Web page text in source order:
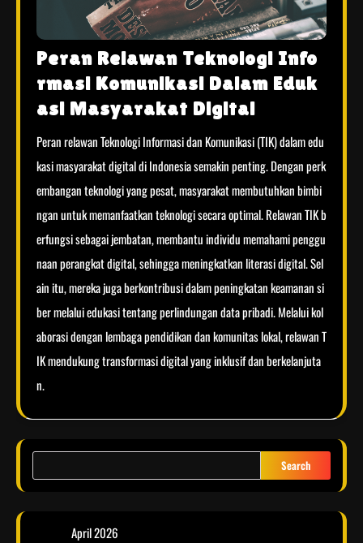
Peran Relawan Teknologi Info
rmasi Komunikasi Dalam Eduk
asi Masyarakat Digital
Peran relawan Teknologi Informasi dan Komunikasi (TIK) dalam edu
kasi masyarakat digital di Indonesia semakin penting. Dengan perk
embangan teknologi yang pesat, masyarakat membutuhkan bimbi
ngan untuk memanfaatkan teknologi secara optimal. Relawan TIK b
erfungsi sebagai jembatan, membantu individu memahami penggu
naan perangkat digital, sehingga meningkatkan literasi digital. Sel
ain itu, mereka juga berkontribusi dalam peningkatan keamanan si
ber melalui edukasi tentang perlindungan data pribadi. Melalui kol
aborasi dengan lembaga pendidikan dan komunitas lokal, relawan T
IK mendukung transformasi digital yang inklusif dan berkelanjuta
n.
Search
April 2026